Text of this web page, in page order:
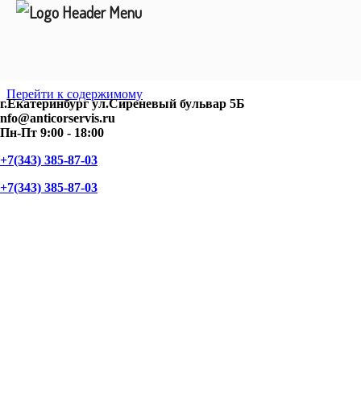
Перейти к содержимому
г.Екатеринбург ул.Сиреневый бульвар 5Б
nfo@anticorservis.ru
Пн-Пт 9:00 - 18:00
+7(343) 385-87-03
+7(343) 385-87-03